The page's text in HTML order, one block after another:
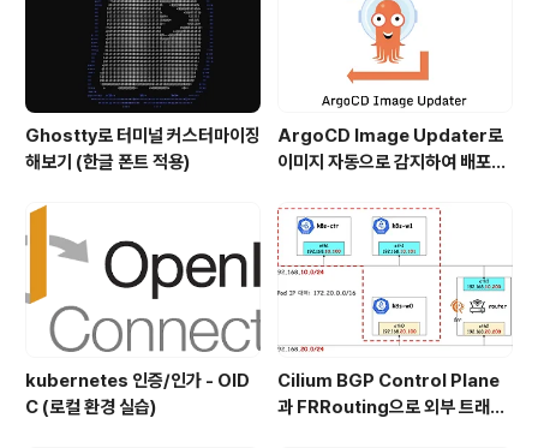
는 코드가 어떤 환경에서도 일관되게 동작할 수 있도록 보
장할 수 있습니다. 즉, ..
Ghostty로 터미널 커스터마이징
해보기 (한글 폰트 적용)
ArgoCD Image Updater로
이미지 자동으로 감지하여 배포하
kubernetes 인증/인가 - OID
C (로컬 환경 실습)
Cilium BGP Control Plane
과 FRRouting으로 외부 트래픽